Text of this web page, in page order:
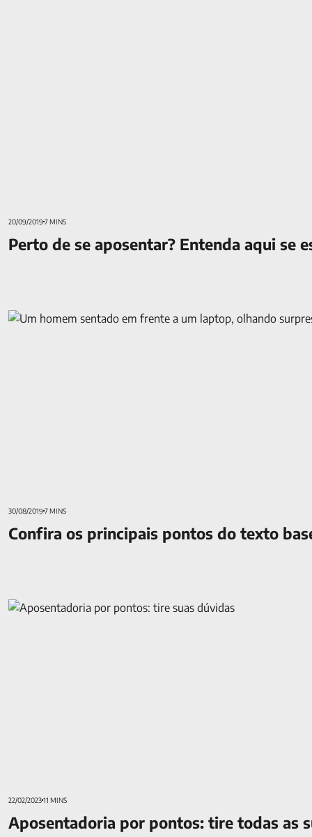
20/09/2019 7 MINS
Perto de se aposentar? Entenda aqui se
Confira os principais pontos do texto base da reforma da
30/08/2019 7 MINS
Confira os principais pontos do texto
Aposentadoria por pontos: tire todas as suas dúvidas
22/02/202311 MINS
Aposentadoria por pontos: tire todas as